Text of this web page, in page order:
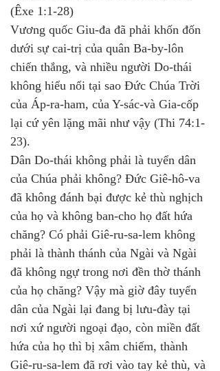
(Êxe 1:1-28)
Vương quốc Giu-đa đã phải khốn đốn
dưới sự cai-trị của quân Ba-by-lôn
chiến thắng, và nhiều người Do-thái
không hiểu nổi tại sao Đức Chúa Trời
của Áp-ra-ham, của Y-sác-và Gia-cốp
lại cứ yên lặng mãi như vậy (Thi 74:1-
23).
Dân Do-thái không phải là tuyển dân
của Chúa phải không? Đức Giê-hô-va
đã không đánh bại được kẻ thù nghịch
của họ và không ban-cho họ đất hứa
chăng? Có phải Giê-ru-sa-lem không
phải là thành thánh của Ngài và Ngài
đã không ngự trong nơi đền thờ thánh
của họ chăng? Vậy mà giờ đây tuyển
dân của Ngài lại đang bị lưu-đày tại
nơi xứ người ngoại đạo, còn miền đất
hứa của họ thì bị xâm chiếm, thành
Giê-ru-sa-lem đã rơi vào tay kẻ thù, và